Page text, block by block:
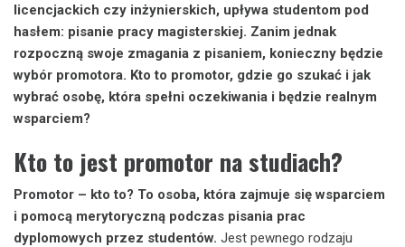
licencjackich czy inżynierskich, upływa studentom pod
hasłem: pisanie pracy magisterskiej. Zanim jednak
rozpoczną swoje zmagania z pisaniem, konieczny będzie
wybór promotora. Kto to promotor, gdzie go szukać i jak
wybrać osobę, która spełni oczekiwania i będzie realnym
wsparciem?
Kto to jest promotor na studiach?
Promotor – kto to? To osoba, która zajmuje się wsparciem
i pomocą merytoryczną podczas pisania prac
dyplomowych przez studentów. Jest pewnego rodzaju